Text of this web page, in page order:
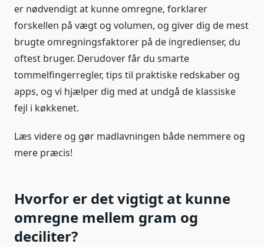
er nødvendigt at kunne omregne, forklarer
forskellen på vægt og volumen, og giver dig de mest
brugte omregningsfaktorer på de ingredienser, du
oftest bruger. Derudover får du smarte
tommelfingerregler, tips til praktiske redskaber og
apps, og vi hjælper dig med at undgå de klassiske
fejl i køkkenet.
Læs videre og gør madlavningen både nemmere og
mere præcis!
Hvorfor er det vigtigt at kunne
omregne mellem gram og
deciliter?